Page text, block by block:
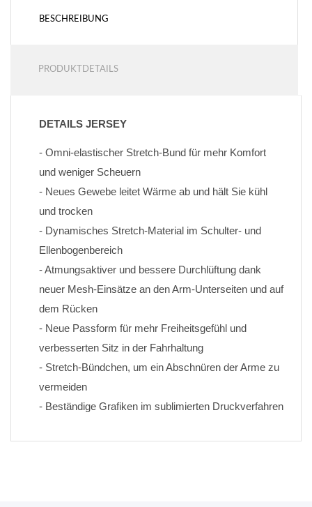
BESCHREIBUNG
PRODUKTDETAILS
DETAILS JERSEY
- Omni-elastischer Stretch-Bund für mehr Komfort
und weniger Scheuern
- Neues Gewebe leitet Wärme ab und hält Sie kühl
und trocken
- Dynamisches Stretch-Material im Schulter- und
Ellenbogenbereich
- Atmungsaktiver und bessere Durchlüftung dank
neuer Mesh-Einsätze an den Arm-Unterseiten und auf
dem Rücken
- Neue Passform für mehr Freiheitsgefühl und
verbesserten Sitz in der Fahrhaltung
- Stretch-Bündchen, um ein Abschnüren der Arme zu
vermeiden
- Beständige Grafiken im sublimierten Druckverfahren